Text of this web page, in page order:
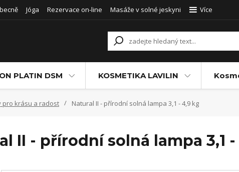
Jóga Rezervace on-line Masáže v solné jeskyni Více
PLATIN DSM KOSMETIKA LAVILIN
pro krásu a radost Natural II - přírodní solná lampa 3,1 - 4,9 kg
II - přírodní solná lampa 3,1